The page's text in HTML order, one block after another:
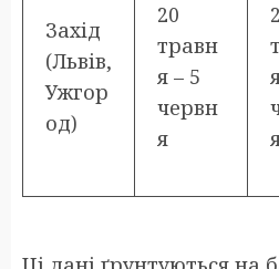
Захід
(Львів,
Ужгор
од)
20
травн
я – 5
червн
я